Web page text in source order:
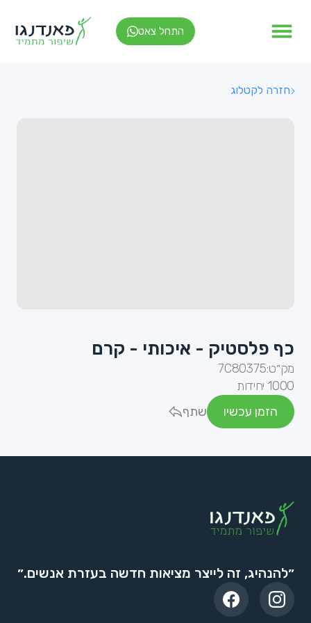
התחל צאט
חזרה לקטלוג
כף פלסטיק - איכותי - קרם
מק״ט:7C80375
1000 יחידות
הזמן עכשיו
שתף
״להנהיג, זה לייצר מציאות חדשה בעזרת אנשים.״